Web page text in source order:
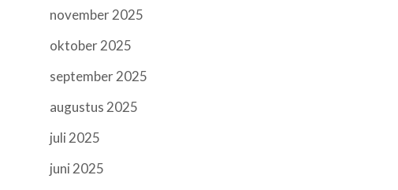
november 2025
oktober 2025
september 2025
augustus 2025
juli 2025
juni 2025